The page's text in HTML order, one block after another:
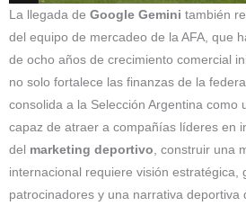
La llegada de Google Gemini también
del equipo de mercadeo de la AFA, que
de ocho años de crecimiento comercial
no solo fortalece las finanzas de la
consolida a la Selección Argentina como
capaz de atraer a compañías líderes en
del marketing deportivo, construir una
internacional requiere visión estratégica,
patrocinadores y una narrativa deportiva